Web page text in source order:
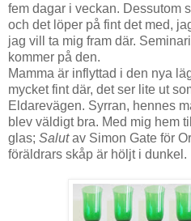
fem dagar i veckan. Dessutom
och det löper på fint det med,
jag vill ta mig fram där.
kommer på den.
Mamma är inflyttad i den nya
mycket fint där, det ser lite ut
Eldarevägen. Syrran, hennes
blev väldigt bra. Med mig hem
glas; Salutav Simon Gate för
föräldrars skåp är höljt i dunkel.